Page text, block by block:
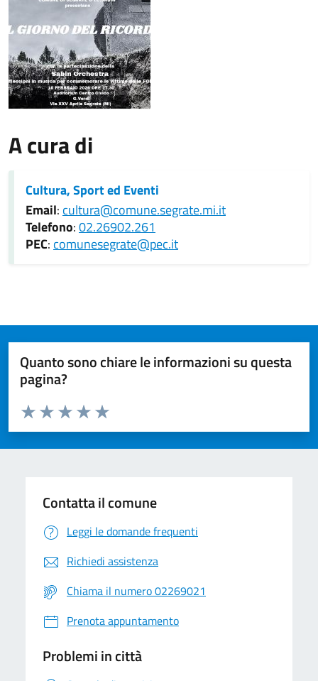
A cura di
Cultura, Sport ed Eventi
Email: cultura@comune.segrate.mi.it
Telefono:02.26902.261
PEC: comunesegrate@pec.it
Quanto sono chiare le informazioni su questa
pagina?
Valuta da 1 a 5 stelle la pagina
Valuta 5 stelle su 5
Valuta 4 stelle su 5
Valuta 3 stelle su 5
Valuta 2 stelle su 5
Valuta 1 stelle su 5
Contatta il comune
Leggi le domande frequenti
Richiedi assistenza
Chiama il numero 02269021
Prenota appuntamento
Problemi in città